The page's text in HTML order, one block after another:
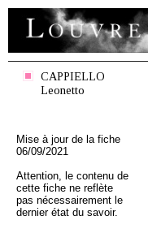
CAPPIELLO
Leonetto
Mise à jour de la fiche
06/09/2021
Attention, le contenu de
cette fiche ne reflète
pas nécessairement le
dernier état du savoir.